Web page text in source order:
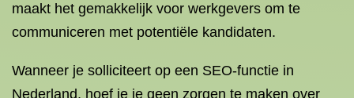
maakt het gemakkelijk voor werkgevers om te
communiceren met potentiële kandidaten.
Wanneer je solliciteert op een SEO-functie in
Nederland, hoef je je geen zorgen te maken over